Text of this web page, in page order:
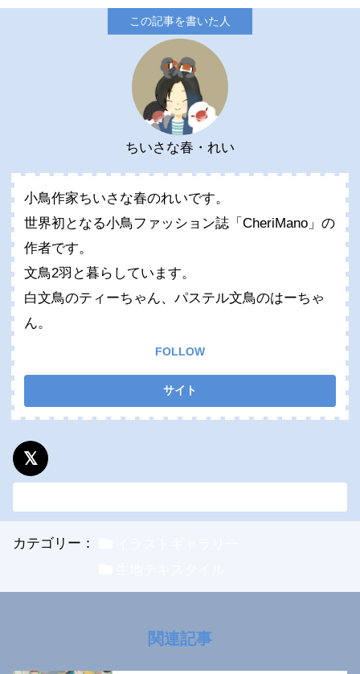
ちいさな春・れい
小鳥作家ちいさな春のれいです。
世界初となる小鳥ファッション誌「CheriMano」の
作者です。
文鳥2羽と暮らしています。
白文鳥のティーちゃん、パステル文鳥のはーちゃ
ん。
FOLLOW
カテゴリー：
関連記事